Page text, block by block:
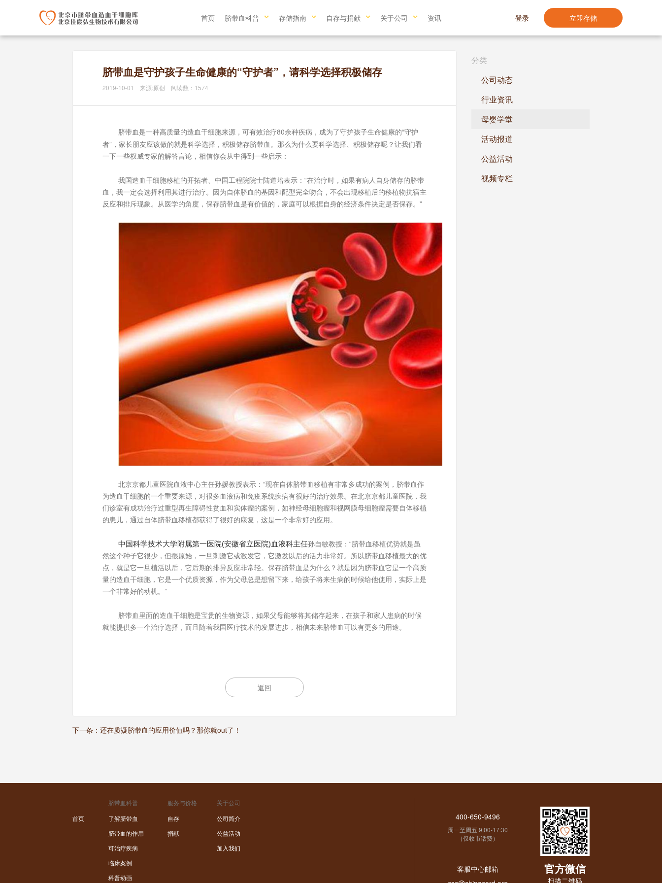
首页 脐带血科普 存储指南 自存与捐献 关于公司 资讯 立即存储
登录
脐带血是守护孩子生命健康的“守护者”，请科学选择积极储存
2019-10-01 来源:原创 阅读数：1574
脐带血是一种高质量的造血干细胞来源，可有效治疗80余种疾病，成为了守护孩子生命健康的“守护
者” ，家长朋友应该做的就是科学选择，积极储存脐带血。那么为什么要科学选择、积极储存呢？让我们看
一下一些权威专家的解答言论，相信你会从中得到一些启示：
我国造血干细胞移植的开拓者、中国工程院院士陆道培表示：“在治疗时，如果有病人自身储存的脐带
血，我一定会选择利用其进行治疗。因为自体脐血的基因和配型完全吻合，不会出现移植后的移植物抗宿主
反应和排斥现象。从医学的角度，保存脐带血是有价值的，家庭可以根据自身的经济条件决定是否保存。”
北京京都儿童医院血液中心主任孙媛教授表示：“现在自体脐带血移植有非常多成功的案例，脐带血作
为造血干细胞的一个重要来源，对很多血液病和免疫系统疾病有很好的治疗效果。在北京京都儿童医院，我
们诊室有成功治疗过重型再生障碍性贫血和实体瘤的案例，如神经母细胞瘤和视网膜母细胞瘤需要自体移植
的患儿，通过自体脐带血移植都获得了很好的康复，这是一个非常好的应用。
中国科学技术大学附属第一医院(安徽省立医院)血液科主任孙自敏教授：“脐带血移植优势就是虽
然这个种子它很少，但很原始，一旦刺激它或激发它，它激发以后的活力非常好。所以脐带血移植最大的优
点，就是它一旦植活以后，它后期的排异反应非常轻。保存脐带血是为什么？就是因为脐带血它是一个高质
量的造血干细胞，它是一个优质资源，作为父母总是想留下来，给孩子将来生病的时候给他使用，实际上是
一个非常好的动机。”
脐带血里面的造血干细胞是宝贵的生物资源，如果父母能够将其储存起来，在孩子和家人患病的时候
就能提供多一个治疗选择，而且随着我国医疗技术的发展进步，相信未来脐带血可以有更多的用途。
返回
下一条： 还在质疑脐带血的应用价值吗？那你就out了！
分类
公司动态
行业资讯
母婴学堂
活动报道
公益活动
视频专栏
首页
脐带血科普
了解脐带血
脐带血的作用
可治疗疾病
临床案例
科普动画
服务与价格
自存
捐献
关于公司
公司简介
公益活动
加入我们
官方微信
扫描二维码
400-650-9496
周一至周五 9:00-17:30
（仅收市话费）
客服中心邮箱